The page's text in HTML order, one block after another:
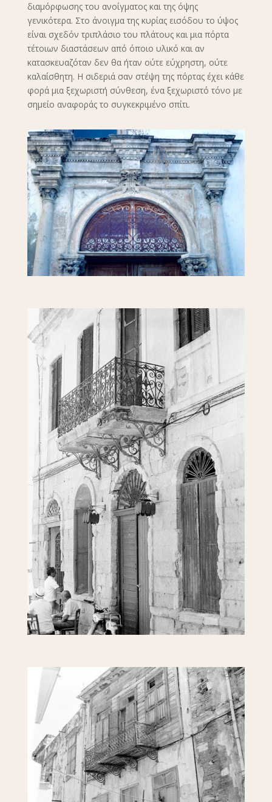
διαμόρφωσης του ανοίγματος και της όψης
γενικότερα. Στο άνοιγμα της κυρίας εισόδου το ύψος
είναι σχεδόν τριπλάσιο του πλάτους και μια πόρτα
τέτοιων διαστάσεων από όποιο υλικό και αν
κατασκευαζόταν δεν θα ήταν ούτε εύχρηστη, ούτε
καλαίσθητη. Η σιδεριά σαν στέψη της πόρτας έχει κάθε
φορά μια ξεχωριστή σύνθεση, ένα ξεχωριστό τόνο με
σημείο αναφοράς το συγκεκριμένο σπίτι.